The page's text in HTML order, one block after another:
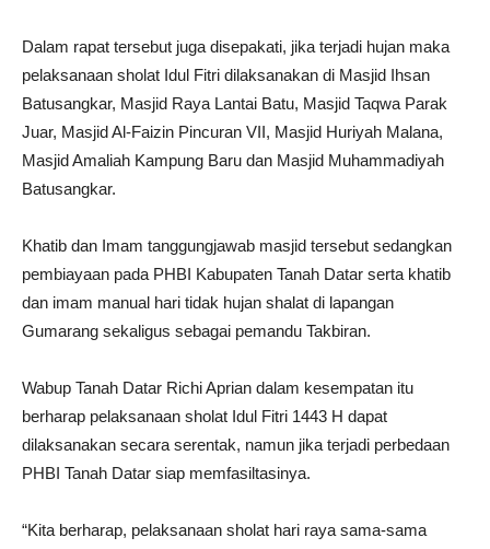
Dalam rapat tersebut juga disepakati, jika terjadi hujan maka
pelaksanaan sholat Idul Fitri dilaksanakan di Masjid Ihsan
Batusangkar, Masjid Raya Lantai Batu, Masjid Taqwa Parak
Juar, Masjid Al-Faizin Pincuran VII, Masjid Huriyah Malana,
Masjid Amaliah Kampung Baru dan Masjid Muhammadiyah
Batusangkar.
Khatib dan Imam tanggungjawab masjid tersebut sedangkan
pembiayaan pada PHBI Kabupaten Tanah Datar serta khatib
dan imam manual hari tidak hujan shalat di lapangan
Gumarang sekaligus sebagai pemandu Takbiran.
Wabup Tanah Datar Richi Aprian dalam kesempatan itu
berharap pelaksanaan sholat Idul Fitri 1443 H dapat
dilaksanakan secara serentak, namun jika terjadi perbedaan
PHBI Tanah Datar siap memfasiltasinya.
“Kita berharap, pelaksanaan sholat hari raya sama-sama